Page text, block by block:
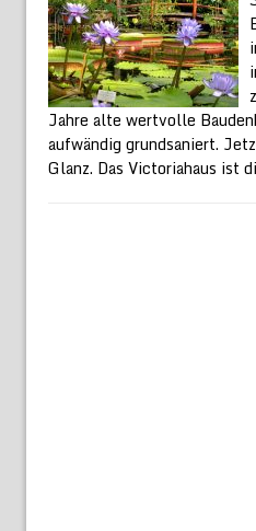
Jahre alte wertvolle
aufwändig grundsaniert.
Glanz. Das Victoriahaus ist